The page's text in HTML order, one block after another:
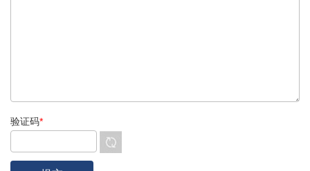
验证码*